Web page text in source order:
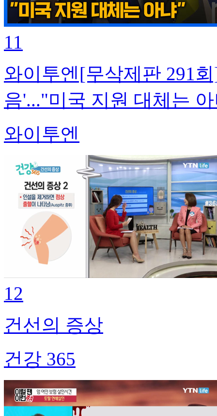
11
와이투엔[무삭제판 291
음'..."미국 지원 대체는
와이투엔
12
건선의 증상
건강 365